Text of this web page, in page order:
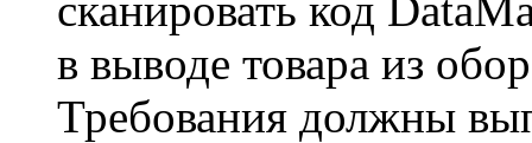
в выводе товара из
Требования должны